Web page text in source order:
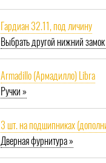
Гардиан 32.11, под личину
Выбрать другой нижний
Armadillo (Армадилло) Libra
Ручки »
3 шт. на подшипниках
Дверная фурнитура »